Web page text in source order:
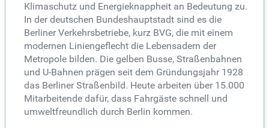
Klimaschutz und Energieknappheit an Bedeutung zu.
In der deutschen Bundeshauptstadt sind es die
Berliner Verkehrsbetriebe, kurz BVG, die mit einem
modernen Liniengeflecht die Lebensadern der
Metropole bilden. Die gelben Busse, Straßenbahnen
und U-Bahnen prägen seit dem Gründungsjahr 1928
das Berliner Straßenbild. Heute arbeiten über 15.000
Mitarbeitende dafür, dass Fahrgäste schnell und
umweltfreundlich durch Berlin kommen.